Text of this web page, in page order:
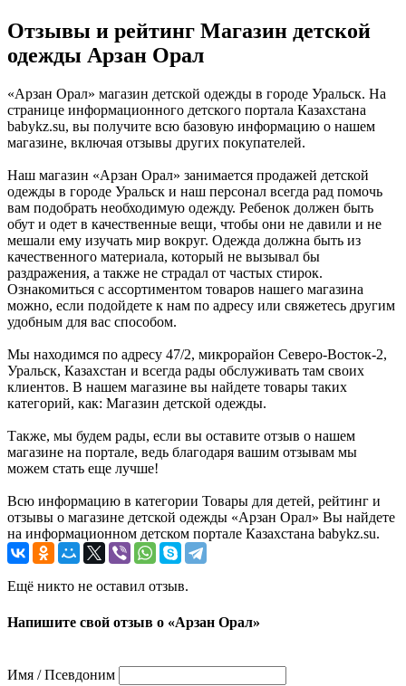
Отзывы и рейтинг Магазин детской
одежды Арзан Орал
«Арзан Орал» магазин детской одежды в городе Уральск. На
странице информационного детского портала Казахстана
babykz.su, вы получите всю базовую информацию о нашем
магазине, включая отзывы других покупателей.
Наш магазин «Арзан Орал» занимается продажей детской
одежды в городе Уральск и наш персонал всегда рад помочь
вам подобрать необходимую одежду. Ребенок должен быть
обут и одет в качественные вещи, чтобы они не давили и не
мешали ему изучать мир вокруг. Одежда должна быть из
качественного материала, который не вызывал бы
раздражения, а также не страдал от частых стирок.
Ознакомиться с ассортиментом товаров нашего магазина
можно, если подойдете к нам по адресу или свяжетесь другим
удобным для вас способом.
Мы находимся по адресу 47/2, микрорайон Северо-Восток-2,
Уральск, Казахстан и всегда рады обслуживать там своих
клиентов. В нашем магазине вы найдете товары таких
категорий, как: Магазин детской одежды.
Также, мы будем рады, если вы оставите отзыв о нашем
магазине на портале, ведь благодаря вашим отзывам мы
можем стать еще лучше!
Всю информацию в категории Товары для детей, рейтинг и
отзывы о магазине детской одежды «Арзан Орал» Вы найдете
на информационном детском портале Казахстана babykz.su.
Ещё никто не оставил отзыв.
Напишите свой отзыв о «Арзан Орал»
Имя / Псевдоним